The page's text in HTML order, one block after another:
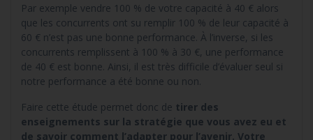
Par exemple vendre 100 % de votre capacité à 40 € alors
que les concurrents ont su remplir 100 % de leur capacité à
60 € n’est pas une bonne performance. À l’inverse, si les
concurrents remplissent à 100 % à 30 €, une performance
de 40 € est bonne. Ainsi, il est très difficile d’évaluer seul si
notre performance a été bonne ou non.
Faire cette étude permet donc de tirer des
enseignements sur la stratégie que vous avez eu et
de savoir comment l’adapter pour l’avenir. Votre